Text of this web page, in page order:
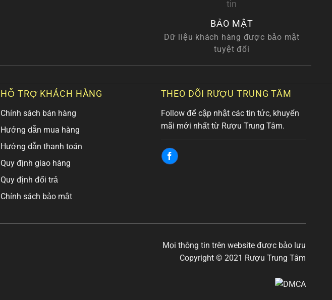
BẢO MẬT
Dữ liệu khách hàng được bảo mật
tuyệt đối
HỖ TRỢ KHÁCH HÀNG
Chính sách bán hàng
Hướng dẫn mua hàng
Hướng dẫn thanh toán
Quy định giao hàng
Quy định đổi trả
Chính sách bảo mật
THEO DÕI RƯỢU TRUNG TÂM
Follow để cập nhật các tin tức, khuyến
mãi mới nhất từ Rượu Trung Tâm.
Mọi thông tin trên website được bảo lưu
Copyright © 2021 Rượu Trung Tâm